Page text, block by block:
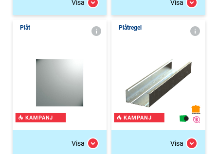
Visa Visa
Plåt
KAMPANJ
Visa
Plåtregel
KAMPANJ
Visa